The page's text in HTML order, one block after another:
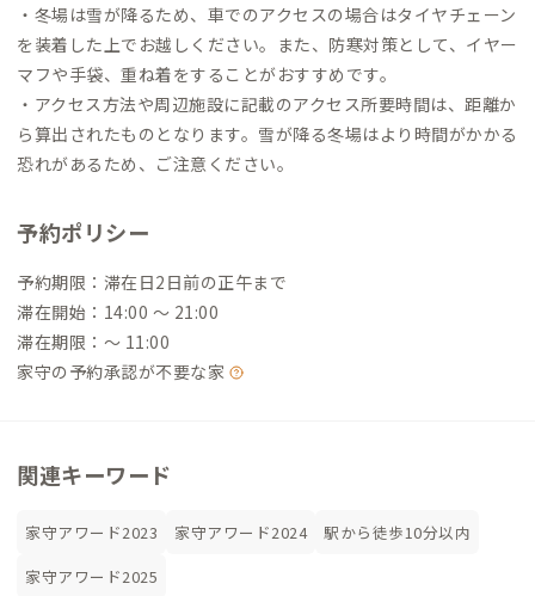
・冬場は雪が降るため、車でのアクセスの場合はタイヤチェーン
を装着した上でお越しください。また、防寒対策として、イヤー
マフや手袋、重ね着をすることがおすすめです。
・アクセス方法や周辺施設に記載のアクセス所要時間は、距離か
ら算出されたものとなります。雪が降る冬場はより時間がかかる
恐れがあるため、ご注意ください。
予約ポリシー
予約期限：滞在日2日前の正午まで
滞在開始：14:00 〜 21:00
滞在期限：〜 11:00
家守の予約承認が不要な家
関連キーワード
家守アワード2023 家守アワード2024
駅から徒歩10分以内
家守アワード2025